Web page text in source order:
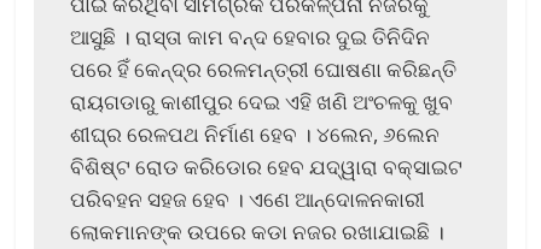
ଆସୁଛି । ରାସ୍ତା କାମ ବନ୍ଦ ହେବାର ଦୁଇ ତିନିଦିନ
ପରେ ହିଁ କେନ୍ଦ୍ର ରେଳମନ୍ତ୍ରୀ ଘୋଷଣା କରିଛନ୍ତି
ରାୟଗଡାରୁ କାଶୀପୁର ଦେଇ ଏହି ଖଣି ଅଂଚଳକୁ ଖୁବ
ଶୀଘ୍ର ରେଳପଥ ନିର୍ମାଣ ହେବ । ୪ଲେନ, ୬ଲେନ
ବିଶିଷ୍ଟ ରୋଡ କରିଡୋର ହେବ ଯଦ୍ୱାରା ବକ୍ସାଇଟ
ପରିବହନ ସହଜ ହେବ । ଏଣେ ଆନ୍ଦୋଳନକାରୀ
ଲୋକମାନଙ୍କ ଉପରେ କଡା ନଜର ରଖାଯାଇଛି ।